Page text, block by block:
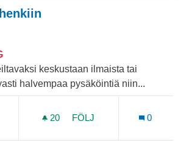
keskustaan ilmaista tai
halvempaa pysäköintiä niin...
20 20 FÖLJARE
FÖLJ
0